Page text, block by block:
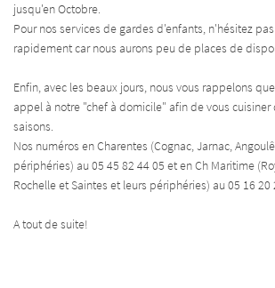
En cochant cette case, vous consentez à recevoir nos propositions
email indiqué ci-dessus. Vous pouvez vous désinscrire à tout
formulaire de désinscription
jusqu'en Octobre.
Pour nos services de gardes d'enfants, n'hésitez
rapidement car nous aurons peu de places de
Enfin, avec les beaux jours, nous vous rappelons
appel à notre "chef à domicile" afin de vous
saisons.
Nos numéros en Charentes (Cognac, Jarnac,
périphéries) au 05 45 82 44 05 et en Ch Maritime
Rochelle et Saintes et leurs périphéries) au 05 16 20
A tout de suite!